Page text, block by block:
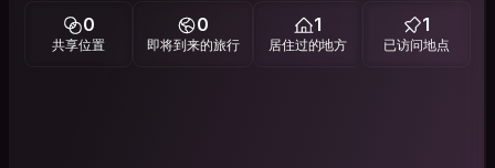
0
共享位置
0
即将到来的旅行
1
居住过的地方
1
已访问地点